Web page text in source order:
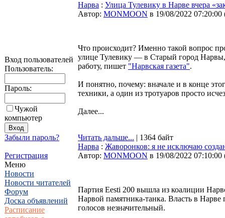
Вход пользователей
Пользователь:
Пароль:
Чужой
компьютер
Забыли пароль?
Регистрация
Меню
Новости
Новости читателей
Форум
Доска объявлений
Расписание
Нарва : Улица Тулевику в Нарве вчера
Автор: MONMOON в 19/08/2022 07:20:00
Что происходит? Именно такой вопрос
улице Тулевику — в Старый город
работу, пишет "Нарвская газета".
И понятно, почему: вначале и в конце
техники, а один из тротуаров просто
Далее...
Читать дальше... | 1364 байт
Нарва : Жаворонков: я не исключаю
Автор: MONMOON в 19/08/2022 07:10:00
Партия Eesti 200 вышла из коалиции
Нарвой памятника-танка. Власть в Нарве
голосов незначительный.